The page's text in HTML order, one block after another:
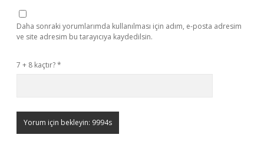
Daha sonraki yorumlarımda kullanılması için adım, e-posta adresim
ve site adresim bu tarayıcıya kaydedilsin.
7 + 8 kaçtır?*